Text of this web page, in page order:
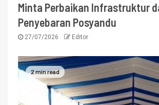
Minta Perbaikan Infrastruktur
Penyebaran Posyandu
27/07/2026 Editor
2 min read